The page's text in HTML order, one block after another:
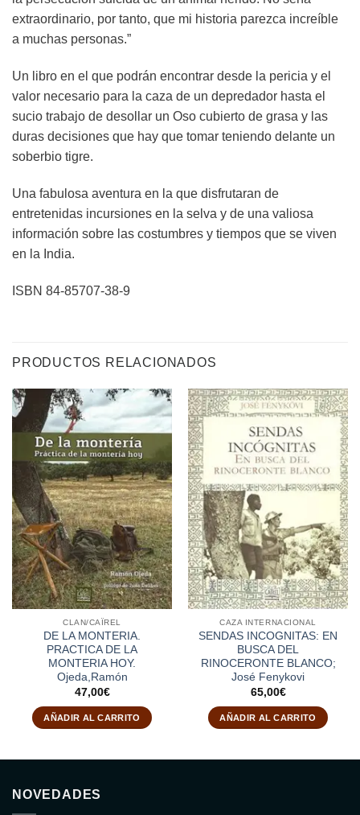
extraordinario, por tanto, que mi historia parezca increíble
a muchas personas.”
Un libro en el que podrán encontrar desde la pericia y el
valor necesario para la caza de un depredador hasta el
sucio trabajo de desollar un Oso cubierto de grasa y las
duras decisiones que hay que tomar teniendo delante un
soberbio tigre.
Una fabulosa aventura en la que disfrutaran de
entretenidas incursiones en la selva y de una valiosa
información sobre las costumbres y tiempos que se viven
en la India.
ISBN 84-85707-38-9
PRODUCTOS RELACIONADOS
CLAN/CAÏREL
DE LA MONTERIA.
PRACTICA DE LA
MONTERIA HOY.
Ojeda,Ramón
47,00€
AÑADIR AL CARRITO
CAZA INTERNACIONAL
SENDAS INCOGNITAS: EN
BUSCA DEL
RINOCERONTE BLANCO;
José Fenykovi
65,00€
AÑADIR AL CARRITO
NOVEDADES